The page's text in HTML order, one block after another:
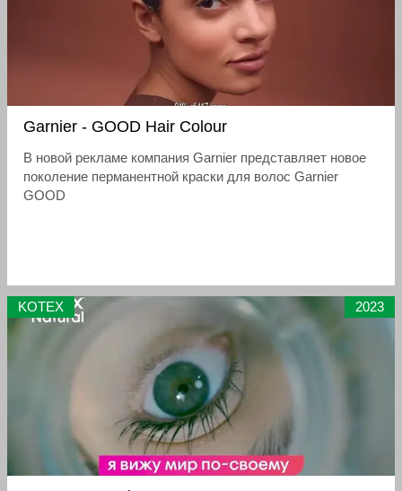
Garnier - GOOD Hair Colour
В новой рекламе компания Garnier представляет новое
поколение перманентной краски для волос Garnier
GOOD
KOTEX 2023